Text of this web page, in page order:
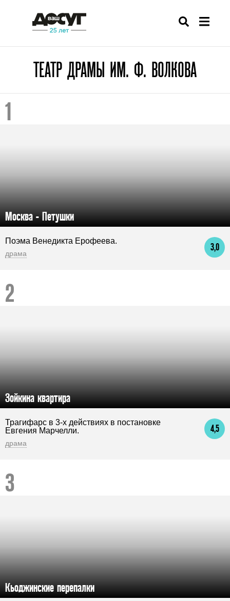
ТЕАТР ДРАМЫ ИМ. Ф. ВОЛКОВА
Москва - Петушки
3,0
Поэма Венедикта Ерофеева.
драма
Зойкина квартира
4,5
Трагифарс в 3-х действиях в постановке
Евгения Марчелли.
драма
Кьоджинские перепалки